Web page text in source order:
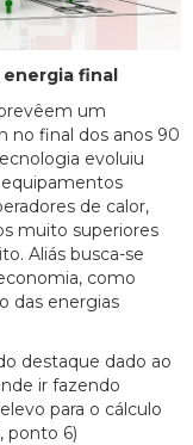
energia final
um
no final dos anos 90
evoluiu
de calor,
muito superiores
Aliás busca-se
como
das energias
destaque dado ao
ir fazendo
para o cálculo
ponto 6)